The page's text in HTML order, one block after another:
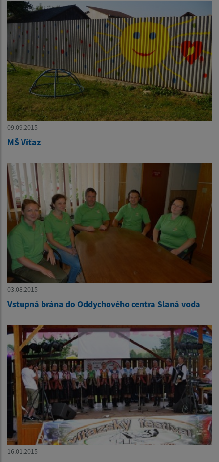
09.09.2015
MŠ Víťaz
03.08.2015
Vstupná brána do Oddychového centra Slaná voda
16.01.2015